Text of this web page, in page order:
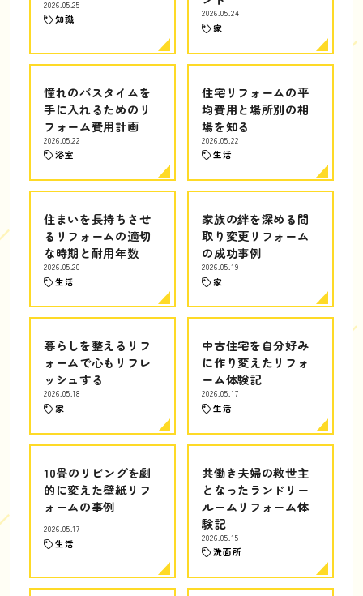
2026.05.25
知識
2026.05.24
家
憧れのバスタイムを
手に入れるためのリ
フォーム費用計画
2026.05.22
浴室
住宅リフォームの平
均費用と場所別の相
場を知る
2026.05.22
生活
住まいを長持ちさせ
るリフォームの適切
な時期と耐用年数
2026.05.20
生活
家族の絆を深める間
取り変更リフォーム
の成功事例
2026.05.19
家
暮らしを整えるリフ
ォームで心もリフレ
ッシュする
2026.05.18
家
中古住宅を自分好み
に作り変えたリフォ
ーム体験記
2026.05.17
生活
10畳のリビングを劇
的に変えた壁紙リフ
ォームの事例
2026.05.17
生活
共働き夫婦の救世主
となったランドリー
ルームリフォーム体
験記
2026.05.15
洗面所